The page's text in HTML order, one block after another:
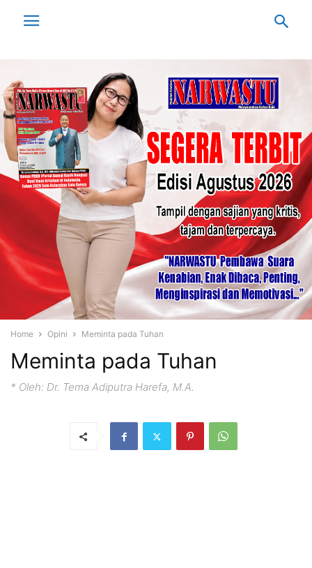
Home Opini Meminta pada Tuhan
Meminta pada Tuhan
* Oleh: Dr. Tema Adiputra Harefa, M.A.